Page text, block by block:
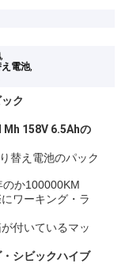
,
電池,
ク
158V 6.5Ahの
替え電池のパック
か100000KM
ワーキング・ラ
付いているマッ
シビックハイブ